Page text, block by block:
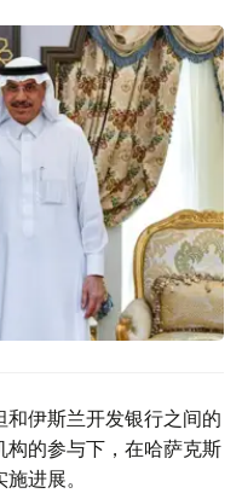
伊斯兰开发银行之间的
的参与下，在哈萨克斯
进展。